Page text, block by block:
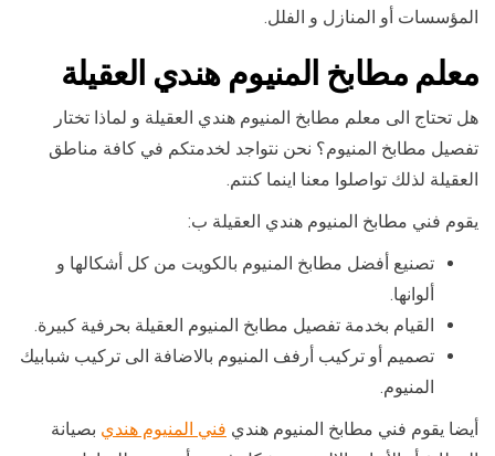
المؤسسات أو المنازل و الفلل.
معلم مطابخ المنيوم هندي العقيلة
هل تحتاج الى معلم مطابخ المنيوم هندي العقيلة و لماذا تختار
تفصيل مطابخ المنيوم؟ نحن نتواجد لخدمتكم في كافة مناطق
العقيلة لذلك تواصلوا معنا اينما كنتم.
يقوم فني مطابخ المنيوم هندي العقيلة ب:
تصنيع أفضل مطابخ المنيوم بالكويت من كل أشكالها و
ألوانها.
القيام بخدمة تفصيل مطابخ المنيوم العقيلة بحرفية كبيرة.
تصميم أو تركيب أرفف المنيوم بالاضافة الى تركيب شبابيك
المنيوم.
أيضا يقوم فني مطابخ المنيوم هندي فني المنيوم هندي بصيانة